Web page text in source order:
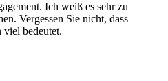
Ich weiß es sehr zu
Vergessen Sie nicht, dass
viel bedeutet.